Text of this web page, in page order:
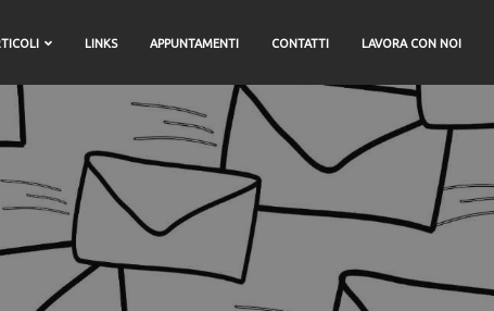
LINKS APPUNTAMENTI CONTATTI LAVORA CON NOI